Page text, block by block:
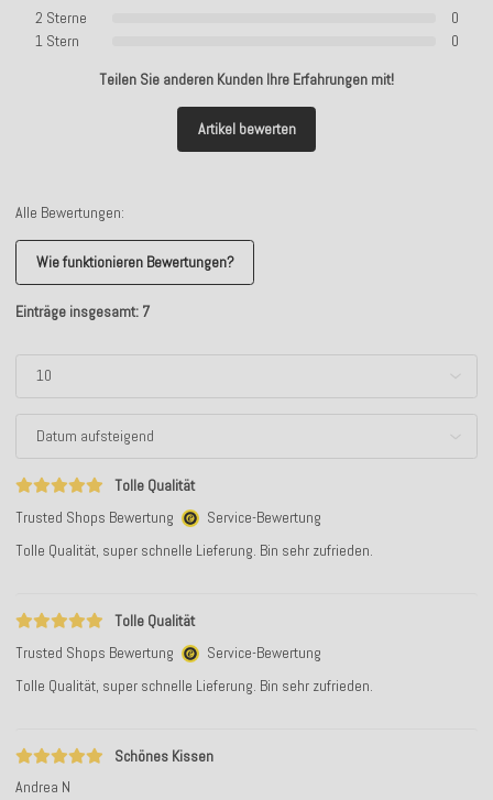
2 Sterne
0
1 Stern
0
Teilen Sie anderen Kunden Ihre Erfahrungen mit!
Artikel bewerten
Alle Bewertungen:
Wie funktionieren Bewertungen?
Einträge insgesamt: 7
Tolle Qualität
Trusted Shops Bewertung
Service-Bewertung
Tolle Qualität, super schnelle Lieferung. Bin sehr zufrieden.
Tolle Qualität
Trusted Shops Bewertung
Service-Bewertung
Tolle Qualität, super schnelle Lieferung. Bin sehr zufrieden.
Schönes Kissen
Andrea N